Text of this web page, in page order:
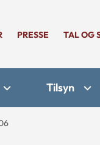
PRESSE TAL OG
Tilsyn